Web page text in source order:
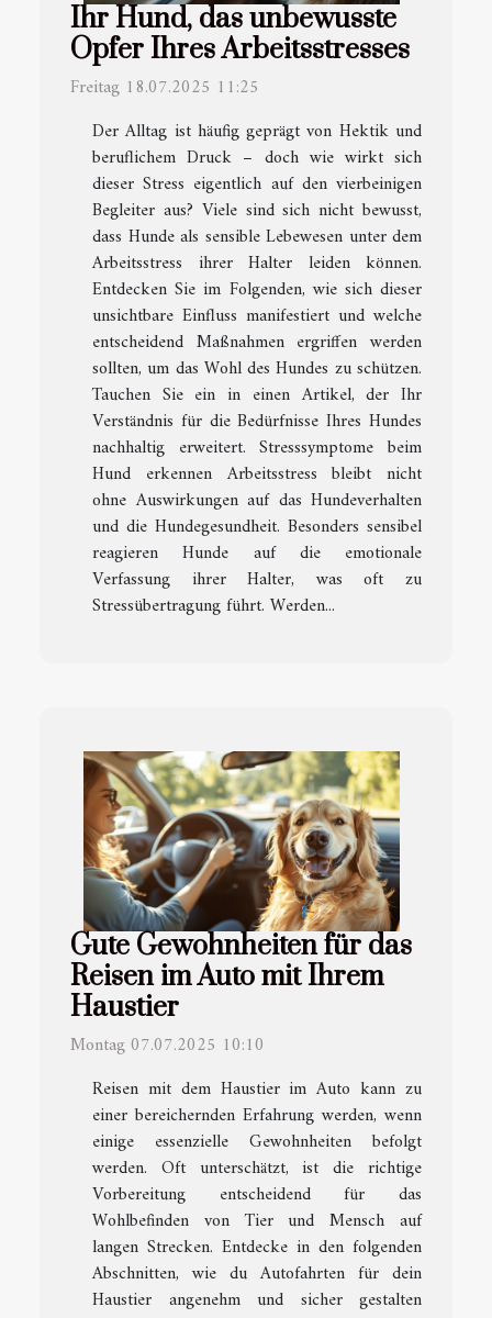
Ihr Hund, das unbewusste
Opfer Ihres Arbeitsstresses
Freitag 18.07.2025 11:25
Der Alltag ist häufig geprägt von Hektik und
beruflichem Druck – doch wie wirkt sich
dieser Stress eigentlich auf den vierbeinigen
Begleiter aus? Viele sind sich nicht bewusst,
dass Hunde als sensible Lebewesen unter dem
Arbeitsstress ihrer Halter leiden können.
Entdecken Sie im Folgenden, wie sich dieser
unsichtbare Einfluss manifestiert und welche
entscheidend Maßnahmen ergriffen werden
sollten, um das Wohl des Hundes zu schützen.
Tauchen Sie ein in einen Artikel, der Ihr
Verständnis für die Bedürfnisse Ihres Hundes
nachhaltig erweitert. Stresssymptome beim
Hund erkennen Arbeitsstress bleibt nicht
ohne Auswirkungen auf das Hundeverhalten
und die Hundegesundheit. Besonders sensibel
reagieren Hunde auf die emotionale
Verfassung ihrer Halter, was oft zu
Stressübertragung führt. Werden...
Gute Gewohnheiten für das
Reisen im Auto mit Ihrem
Haustier
Montag 07.07.2025 10:10
Reisen mit dem Haustier im Auto kann zu
einer bereichernden Erfahrung werden, wenn
einige essenzielle Gewohnheiten befolgt
werden. Oft unterschätzt, ist die richtige
Vorbereitung entscheidend für das
Wohlbefinden von Tier und Mensch auf
langen Strecken. Entdecke in den folgenden
Abschnitten, wie du Autofahrten für dein
Haustier angenehm und sicher gestalten